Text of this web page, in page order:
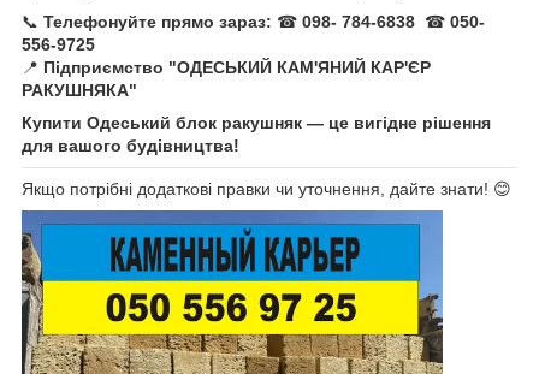
📞 Телефонуйте прямо зараз: ☎ 098- 784-6838 ☎ 050-
556-9725
📍 Підприємство "ОДЕСЬКИЙ КАМ'ЯНИЙ КАР'ЄР
РАКУШНЯКА"
Купити Одеський блок ракушняк — це вигідне рішення
для вашого будівництва!
Якщо потрібні додаткові правки чи уточнення, дайте знати! 😊